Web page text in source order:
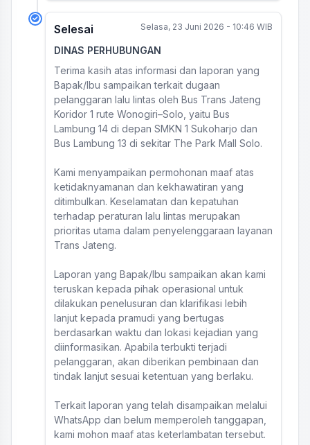
Selesai Selasa, 23 Juni 2026 - 10:46 WIB
DINAS PERHUBUNGAN
Terima kasih atas informasi dan laporan yang
Bapak/Ibu sampaikan terkait dugaan
pelanggaran lalu lintas oleh Bus Trans Jateng
Koridor 1 rute Wonogiri–Solo, yaitu Bus
Lambung 14 di depan SMKN 1 Sukoharjo dan
Bus Lambung 13 di sekitar The Park Mall Solo.
Kami menyampaikan permohonan maaf atas
ketidaknyamanan dan kekhawatiran yang
ditimbulkan. Keselamatan dan kepatuhan
terhadap peraturan lalu lintas merupakan
prioritas utama dalam penyelenggaraan layanan
Trans Jateng.
Laporan yang Bapak/Ibu sampaikan akan kami
teruskan kepada pihak operasional untuk
dilakukan penelusuran dan klarifikasi lebih
lanjut kepada pramudi yang bertugas
berdasarkan waktu dan lokasi kejadian yang
diinformasikan. Apabila terbukti terjadi
pelanggaran, akan diberikan pembinaan dan
tindak lanjut sesuai ketentuan yang berlaku.
Terkait laporan yang telah disampaikan melalui
WhatsApp dan belum memperoleh tanggapan,
kami mohon maaf atas keterlambatan tersebut.